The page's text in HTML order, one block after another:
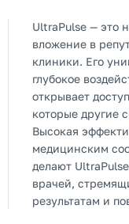
UltraPulse — это
вложение в
клиники. Его
глубокое
открывает
которые другие
Высокая
медицинским
делают
врачей,
результатам и